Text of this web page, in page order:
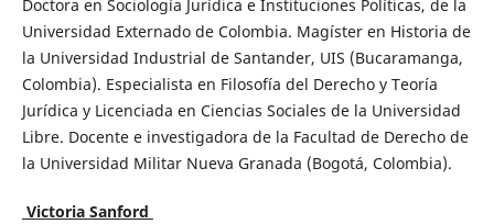
Doctora en Sociología Jurídica e Instituciones Políticas, de la
Universidad Externado de Colombia. Magíster en Historia de
la Universidad Industrial de Santander, UIS (Bucaramanga,
Colombia). Especialista en Filosofía del Derecho y Teoría
Jurídica y Licenciada en Ciencias Sociales de la Universidad
Libre. Docente e investigadora de la Facultad de Derecho de
la Universidad Militar Nueva Granada (Bogotá, Colombia).
Victoria Sanford